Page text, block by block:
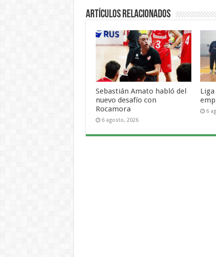
Artículos Relacionados
Sebastián Amato habló del
nuevo desafío con
Rocamora
6 agosto, 2026
6